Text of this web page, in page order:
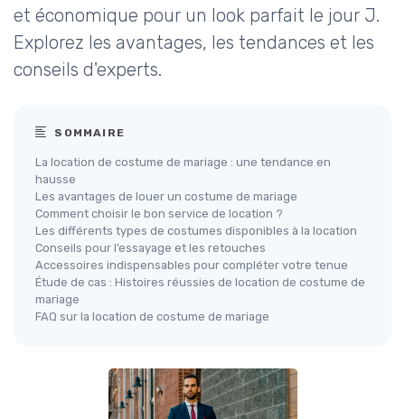
et économique pour un look parfait le jour J.
Explorez les avantages, les tendances et les
conseils d'experts.
SOMMAIRE
La location de costume de mariage : une tendance en
hausse
Les avantages de louer un costume de mariage
Comment choisir le bon service de location ?
Les différents types de costumes disponibles à la location
Conseils pour l’essayage et les retouches
Accessoires indispensables pour compléter votre tenue
Étude de cas : Histoires réussies de location de costume de
mariage
FAQ sur la location de costume de mariage